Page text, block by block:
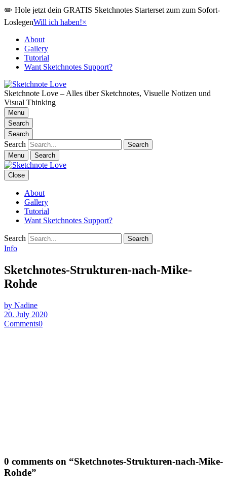
✏️ Hole jetzt dein GRATIS Sketchnotes Starterset zum zum Sofort-
LoslegenWill ich haben!×
About
Gallery
Tutorial
Want Sketchnotes Support?
Sketchnote Love – Alles über Sketchnotes, Visuelle Notizen und
Visual Thinking
Menu
Search
Search
Search
Menu Search
Close
About
Gallery
Tutorial
Want Sketchnotes Support?
Search
Info
Sketchnotes-Strukturen-nach-Mike-
Rohde
by Nadine
20. July 2020
Comments0
0 comments on “Sketchnotes-Strukturen-nach-Mike-
Rohde”